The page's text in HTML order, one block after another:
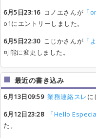
6月5日23:16コノエさんが 「
o1にエントリーしました。
6月5日22:30こじかさんが 「
可能に変更しました。
最近の書き込み
6月13日09:59 業務連絡スレに
6月12日23:28
「Hello
た。